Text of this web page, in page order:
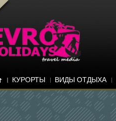
КУРОРТЫ ВИДЫ ОТДЫХА